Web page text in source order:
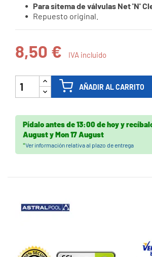
Para sitema de válvulas Net 'N'
Repuesto original.
8,50 € IVA incluido
AÑADIR AL CARRITO
Pídalo antes de13:00 de hoyy
AugustyMon 17 August
*Ver información relativa al plazo de entrega